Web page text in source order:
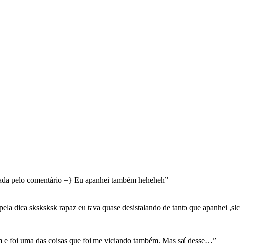
pelo comentário =} Eu apanhei também heheheh”
dica sksksksk rapaz eu tava quase desistalando de tanto que apanhei ,slc
e foi uma das coisas que foi me viciando também. Mas saí desse…”